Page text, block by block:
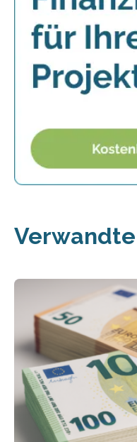
Verwandte